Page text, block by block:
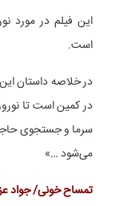
این فیلم در مورد
است.
در خلاصه داستان
در کمین است تا نوروز
سرما و جستجوی
می‌شود …»
تمساح خونی/ جواد